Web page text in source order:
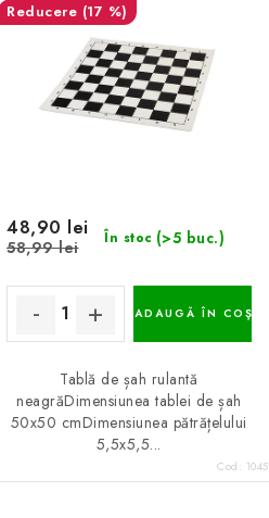
(17 %)
În stoc (>5 buc.)
48,90 lei
58,99 lei
ADAUGĂ ÎN COŞ
Tablă de șah rulantă
neagrăDimensiunea tablei de șah
50x50 cmDimensiunea pătrățelului
5,5x5,5...
Cod: 1045